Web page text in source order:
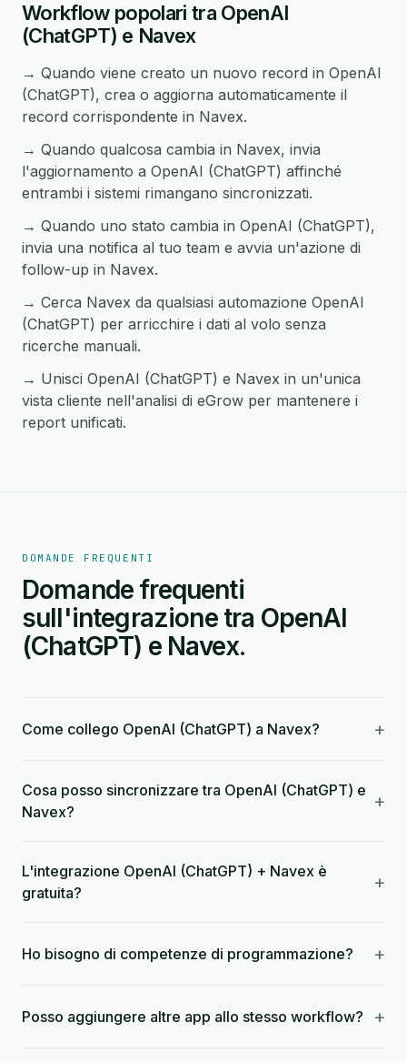
Workflow popolari tra OpenAI
(ChatGPT) e Navex
→ Quando viene creato un nuovo record in OpenAI
(ChatGPT), crea o aggiorna automaticamente il
record corrispondente in Navex.
→ Quando qualcosa cambia in Navex, invia
l'aggiornamento a OpenAI (ChatGPT) affinché
entrambi i sistemi rimangano sincronizzati.
→ Quando uno stato cambia in OpenAI (ChatGPT),
invia una notifica al tuo team e avvia un'azione di
follow-up in Navex.
→ Cerca Navex da qualsiasi automazione OpenAI
(ChatGPT) per arricchire i dati al volo senza
ricerche manuali.
→ Unisci OpenAI (ChatGPT) e Navex in un'unica
vista cliente nell'analisi di eGrow per mantenere i
report unificati.
DOMANDE FREQUENTI
Domande frequenti
sull'integrazione tra OpenAI
(ChatGPT) e Navex.
Come collego OpenAI (ChatGPT) a Navex? +
Cosa posso sincronizzare tra OpenAI (ChatGPT) e
Navex?
+
L'integrazione OpenAI (ChatGPT) + Navex è
gratuita?
+
Ho bisogno di competenze di programmazione? +
Posso aggiungere altre app allo stesso workflow? +